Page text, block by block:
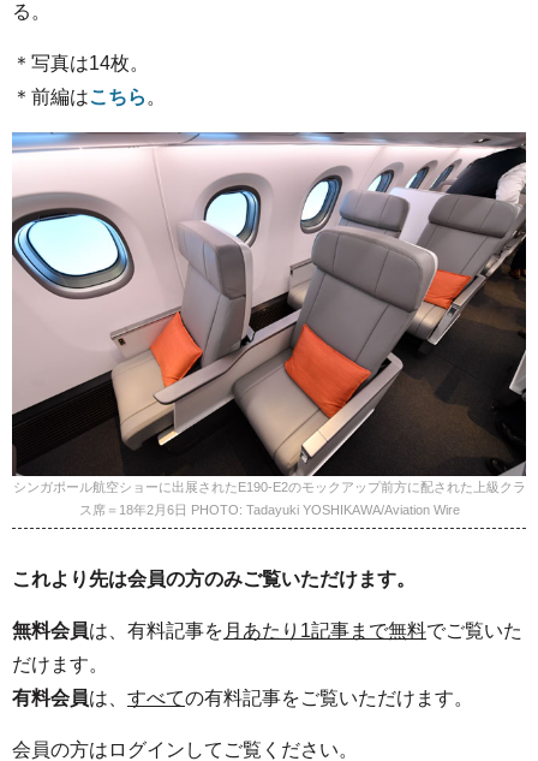
る。
＊写真は14枚。
＊前編はこちら 。
シンガポール航空ショーに出展されたE190-E2のモックアップ前方に配された上級クラ
ス席＝18年2月6日 PHOTO: Tadayuki YOSHIKAWA/Aviation Wire
これより先は会員の方のみご覧いただけます。
無料会員は、有料記事を 月あたり1記事まで無料でご覧いた
だけます。
有料会員は、 すべての有料記事をご覧いただけます。
会員の方はログインしてご覧ください。